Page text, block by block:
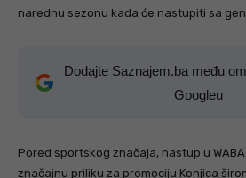
narednu sezonu kada će nastupiti sa
Dodajte Saznajem.ba među
Googleu
Pored sportskog značaja, nastup u
značajnu priliku za promociju Konjica